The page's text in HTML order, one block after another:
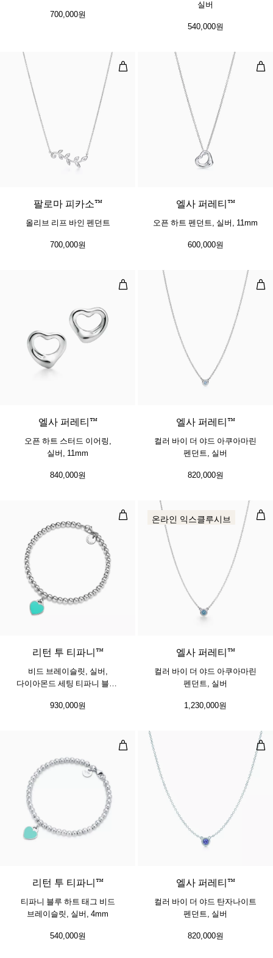
700,000원
실버
540,000원
올리브 리프 바인 펜던트
팔로마 피카소™
올리브 리프 바인 펜던트
700,000원
오
엘사 퍼레티™
오픈 하트 펜던트, 실버, 11mm
600,000원
오픈 하트 스터드 이어링, 실버,
엘사 퍼레티™
오픈 하트 스터드 이어링,
실버, 11mm
840,000원
컬
엘사 퍼레티™
컬러 바이 더 야드 아쿠아마린
펜던트, 실버
820,000원
비드 브레이슬릿, 실버, 다이아몬드
3 색상
리턴 투 티파니™
비드 브레이슬릿, 실버,
다이아몬드 세팅 티파니 블루,
930,000원
컬
온라인 익스클루시브
엘사 퍼레티™
컬러 바이 더 야드 아쿠아마린
펜던트, 실버
1,230,000원
티파니 블루 하트 태그 비드 브레이
리턴 투 티파니™
티파니 블루 하트 태그 비드
브레이슬릿, 실버, 4mm
540,000원
컬
엘사 퍼레티™
컬러 바이 더 야드 탄자나이트
펜던트, 실버
820,000원